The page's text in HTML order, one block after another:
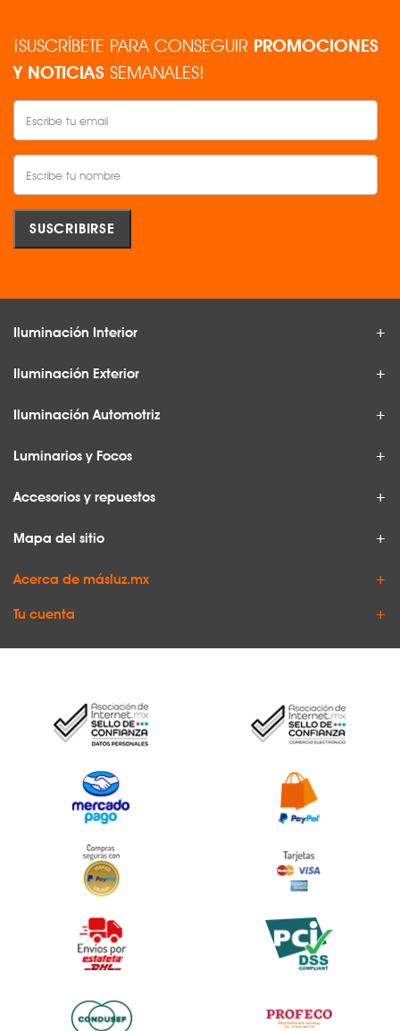
¡SUSCRÍBETE PARA CONSEGUIR PROMOCIONES
Y NOTICIAS SEMANALES!
Iluminación Interior
Iluminación Exterior
Iluminación Automotriz
Luminarios y Focos
Accesorios y repuestos
Mapa del sitio
Acerca de másluz.mx
Tu cuenta